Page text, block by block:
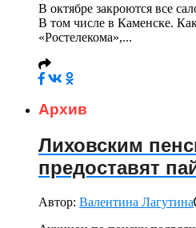
В октябре закроются все
В том числе в Каменске.
«Ростелекома»,...
Архив
Лиховским
предоставят
Автор: Валентина Лагутина